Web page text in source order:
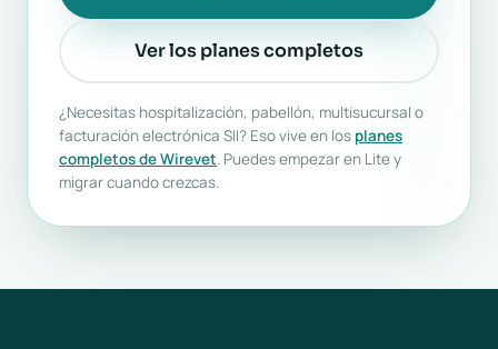
Ver los planes completos
¿Necesitas hospitalización, pabellón, multisucursal o
facturación electrónica SII? Eso vive en los planes
completos de Wirevet. Puedes empezar en Lite y
migrar cuando crezcas.